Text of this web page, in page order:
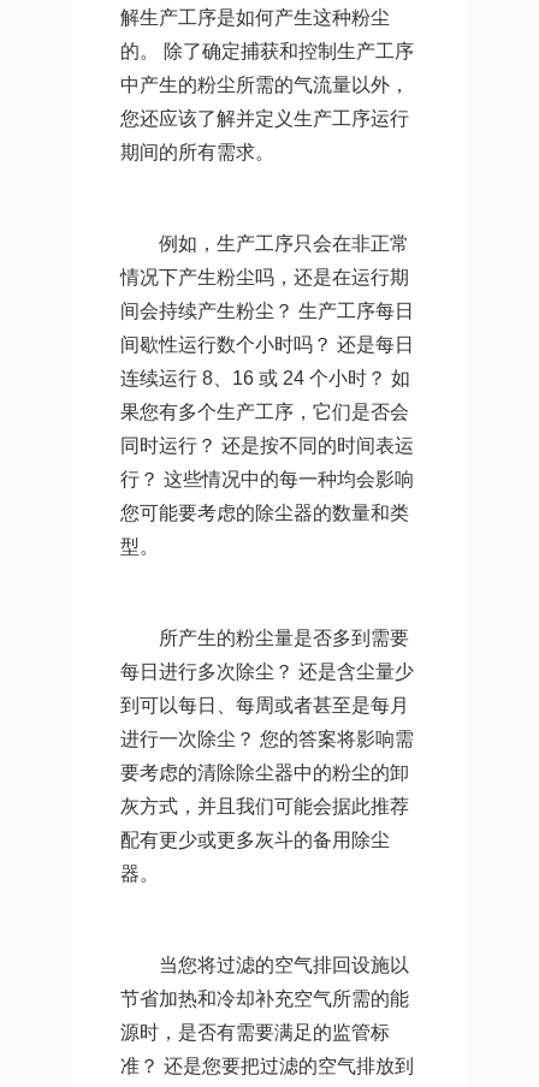
解生产工序是如何产生这种粉尘
的。 除了确定捕获和控制生产工序
中产生的粉尘所需的气流量以外，
您还应该了解并定义生产工序运行
期间的所有需求。
例如，生产工序只会在非正常
情况下产生粉尘吗，还是在运行期
间会持续产生粉尘？ 生产工序每日
间歇性运行数个小时吗？ 还是每日
连续运行 8、16 或 24 个小时？ 如
果您有多个生产工序，它们是否会
同时运行？ 还是按不同的时间表运
行？ 这些情况中的每一种均会影响
您可能要考虑的除尘器的数量和类
型。
所产生的粉尘量是否多到需要
每日进行多次除尘？ 还是含尘量少
到可以每日、每周或者甚至是每月
进行一次除尘？ 您的答案将影响需
要考虑的清除除尘器中的粉尘的卸
灰方式，并且我们可能会据此推荐
配有更少或更多灰斗的备用除尘
器。
当您将过滤的空气排回设施以
节省加热和冷却补充空气所需的能
源时，是否有需要满足的监管标
准？ 还是您要把过滤的空气排放到